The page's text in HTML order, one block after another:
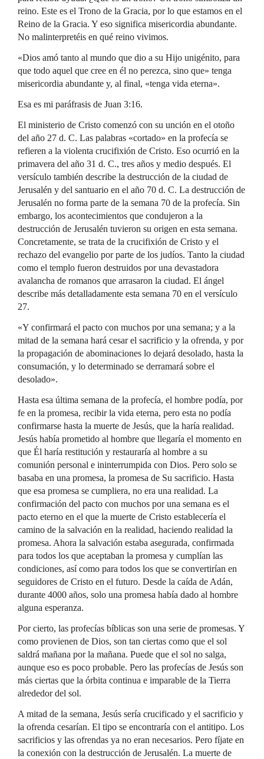
reino. Este es el Trono de la Gracia, por lo que estamos en el
Reino de la Gracia. Y eso significa misericordia abundante.
No malinterpretéis en qué reino vivimos.
«Dios amó tanto al mundo que dio a su Hijo unigénito, para
que todo aquel que cree en él no perezca, sino que» tenga
misericordia abundante y, al final, «tenga vida eterna».
Esa es mi paráfrasis de Juan 3:16.
El ministerio de Cristo comenzó con su unción en el otoño
del año 27 d. C. Las palabras «cortado» en la profecía se
refieren a la violenta crucifixión de Cristo. Eso ocurrió en la
primavera del año 31 d. C., tres años y medio después. El
versículo también describe la destrucción de la ciudad de
Jerusalén y del santuario en el año 70 d. C. La destrucción de
Jerusalén no forma parte de la semana 70 de la profecía. Sin
embargo, los acontecimientos que condujeron a la
destrucción de Jerusalén tuvieron su origen en esta semana.
Concretamente, se trata de la crucifixión de Cristo y el
rechazo del evangelio por parte de los judíos. Tanto la ciudad
como el templo fueron destruidos por una devastadora
avalancha de romanos que arrasaron la ciudad. El ángel
describe más detalladamente esta semana 70 en el versículo
27.
«Y confirmará el pacto con muchos por una semana; y a la
mitad de la semana hará cesar el sacrificio y la ofrenda, y por
la propagación de abominaciones lo dejará desolado, hasta la
consumación, y lo determinado se derramará sobre el
desolado».
Hasta esa última semana de la profecía, el hombre podía, por
fe en la promesa, recibir la vida eterna, pero esta no podía
confirmarse hasta la muerte de Jesús, que la haría realidad.
Jesús había prometido al hombre que llegaría el momento en
que Él haría restitución y restauraría al hombre a su
comunión personal e ininterrumpida con Dios. Pero solo se
basaba en una promesa, la promesa de Su sacrificio. Hasta
que esa promesa se cumpliera, no era una realidad. La
confirmación del pacto con muchos por una semana es el
pacto eterno en el que la muerte de Cristo establecería el
camino de la salvación en la realidad, haciendo realidad la
promesa. Ahora la salvación estaba asegurada, confirmada
para todos los que aceptaban la promesa y cumplían las
condiciones, así como para todos los que se convertirían en
seguidores de Cristo en el futuro. Desde la caída de Adán,
durante 4000 años, solo una promesa había dado al hombre
alguna esperanza.
Por cierto, las profecías bíblicas son una serie de promesas. Y
como provienen de Dios, son tan ciertas como que el sol
saldrá mañana por la mañana. Puede que el sol no salga,
aunque eso es poco probable. Pero las profecías de Jesús son
más ciertas que la órbita continua e imparable de la Tierra
alrededor del sol.
A mitad de la semana, Jesús sería crucificado y el sacrificio y
la ofrenda cesarían. El tipo se encontraría con el antitipo. Los
sacrificios y las ofrendas ya no eran necesarios. Pero fíjate en
la conexión con la destrucción de Jerusalén. La muerte de